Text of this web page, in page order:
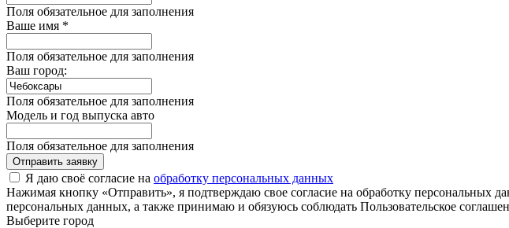
Поля обязательное для заполнения
Ваше имя *
Поля обязательное для заполнения
Ваш город:
Поля обязательное для заполнения
Модель и год выпуска авто
Поля обязательное для заполнения
Отправить заявку
Я даю своё согласие на обработку персональных данных
Нажимая кнопку «Отправить», я подтверждаю свое согласие на обработку
персональных данных, а также принимаю и обязуюсь соблюдать Пользовательское
Выберите город